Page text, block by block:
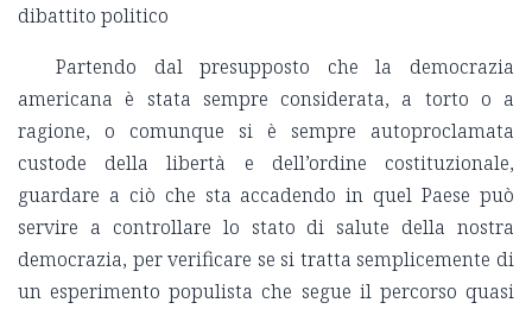
dibattito politico
Partendo dal presupposto che la democrazia
americana è stata sempre considerata, a torto o a
ragione, o comunque si è sempre autoproclamata
custode della libertà e dell’ordine costituzionale,
guardare a ciò che sta accadendo in quel Paese può
servire a controllare lo stato di salute della nostra
democrazia, per verificare se si tratta semplicemente di
un esperimento populista che segue il percorso quasi